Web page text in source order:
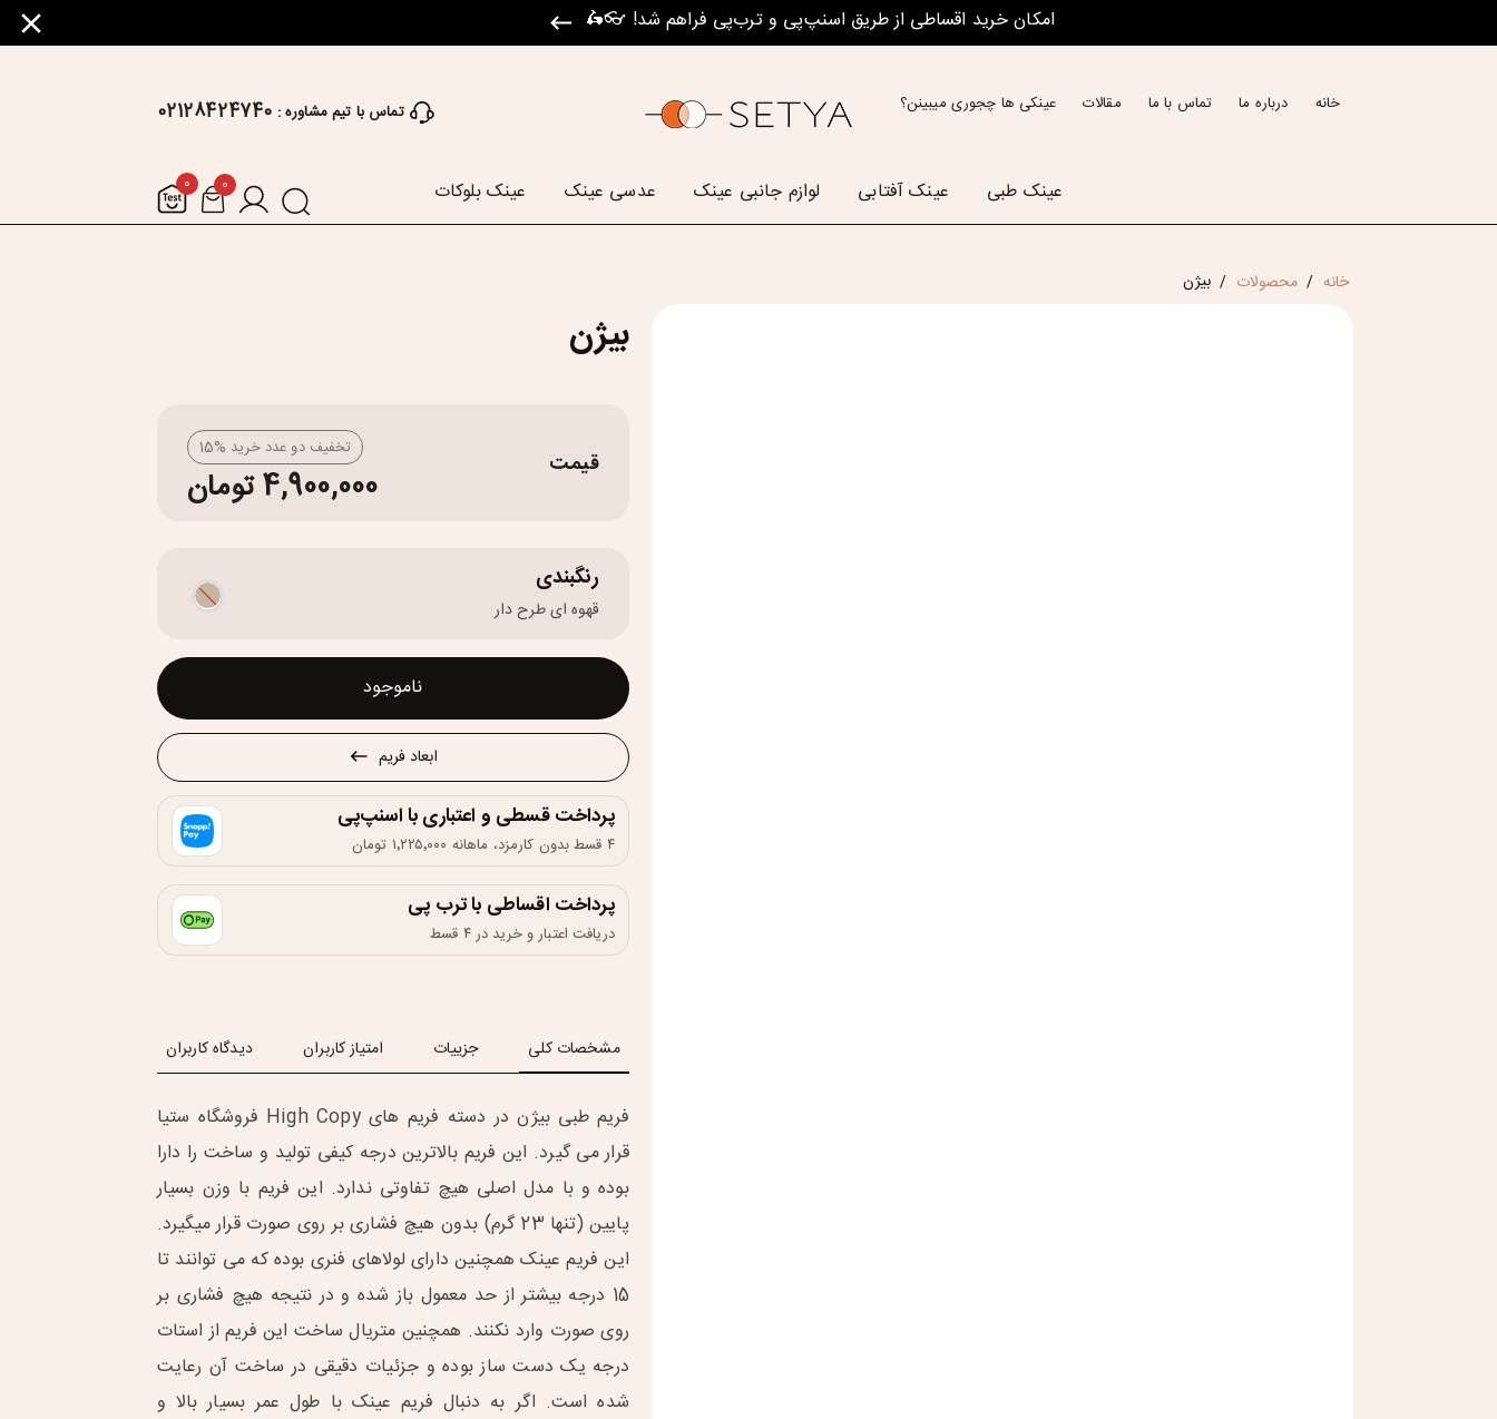
امکان خرید اقساطی از طریق اسنپ‌پی و ترب‌پی فراهم شد! 👓🛵
خانه درباره ما تماس با ما مقالات عینکی ها چجوری میبینن؟ تماس با تیم مشاوره : 02128424740
عینک طبی عینک آفتابی لوازم جانبی عینک عدسی عینک عینک بلوکات 0
0
خانه / محصولات / بیژن
بیژن
قیمت
تخفیف دو عدد خرید %15
4,900,000 تومان
رنگبندی
قهوه ای طرح دار
ناموجود
ابعاد فریم
پرداخت قسطی و اعتباری با اسنپ‌پی
۴ قسط بدون کارمزد، ماهانه ۱٬۲۲۵٬۰۰۰ تومان
پرداخت اقساطی با ترب پی
دریافت اعتبار و خرید در ۴ قسط
مشخصات کلی جزییات امتیاز کاربران دیدگاه کاربران
فریم طبی بیژن در دسته فریم های High Copy فروشگاه ستیا
قرار می گیرد. این فریم بالاترین درجه کیفی تولید و ساخت را دارا
بوده و با مدل اصلی هیچ تفاوتی ندارد. این فریم با وزن بسیار
پایین (تنها 23 گرم) بدون هیچ فشاری بر روی صورت قرار میگیرد.
این فریم عینک همچنین دارای لولاهای فنری بوده که می توانند تا
15 درجه بیشتر از حد معمول باز شده و در نتیجه هیچ فشاری بر
روی صورت وارد نکنند. همچنین متریال ساخت این فریم از استات
درجه یک دست ساز بوده و جزئیات دقیقی در ساخت آن رعایت
شده است. اگر به دنبال فریم عینک با طول عمر بسیار بالا و